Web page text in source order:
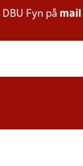
Fyn på mail